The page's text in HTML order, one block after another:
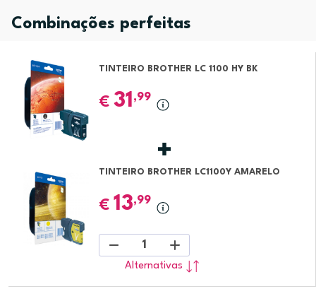
Combinações perfeitas
TINTEIRO BROTHER LC 1100 HY BK
€ 31 ,99
TINTEIRO BROTHER LC1100Y AMARELO
€ 13,99
1
Alternativas